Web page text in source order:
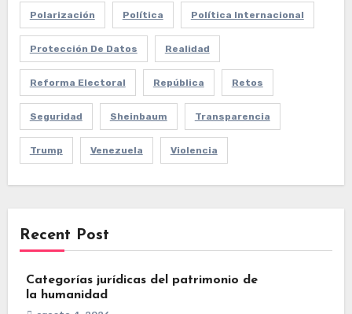
Polarización Política Política Internacional
Protección De Datos Realidad
Reforma Electoral República Retos
Seguridad Sheinbaum Transparencia
Trump Venezuela Violencia
Recent Post
Categorías jurídicas del patrimonio de
la humanidad